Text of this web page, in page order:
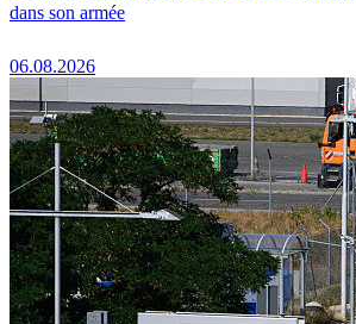
dans son armée
06.08.2026